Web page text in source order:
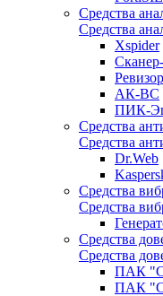
Средства
Средства
Xspider
АК-ВС
ПИК-
Средства
Средства
Dr.Web
Средства
Средства
Средства
Средства
ПАК
ПАК